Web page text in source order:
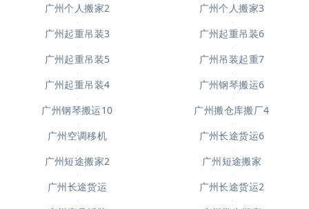
广州个人搬家2 广州个人搬家3
广州起重吊装3
广州起重吊装6
广州起重吊装5
广州吊装起重7
广州起重吊装4
广州钢琴搬运6
广州钢琴搬运10
广州搬仓库搬厂4